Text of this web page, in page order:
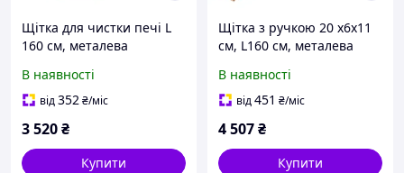
Щітка для чистки печі L
160 см, металева
brush (ACF-SP/150)
В наявності
від352₴/міс
3 520₴
Купити
Щітка з ручкою 20 x6х11
см, L160 см, металева
(AC-SP/150)
В наявності
від451 ₴/міс
4 507₴
Купити